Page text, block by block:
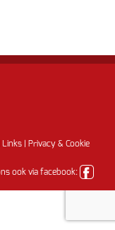
Links|
Privacy & Cookie
ook via facebook: